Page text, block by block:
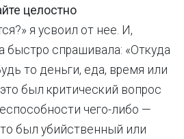
целостно
я усвоил от нее. И,
быстро спрашивала: «Откуда
то деньги, еда, время или
был критический вопрос
чего-либо —
был убийственный или